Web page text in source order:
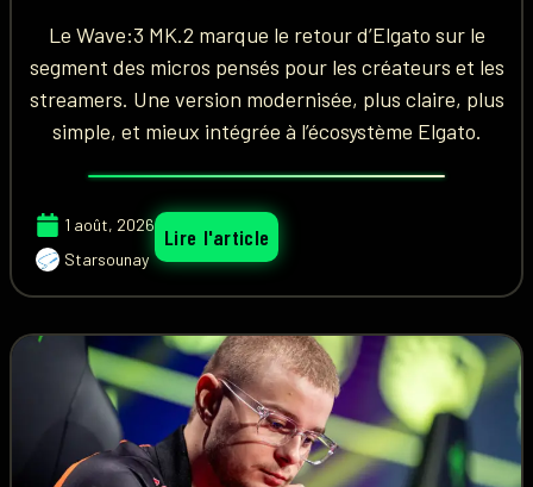
Le Wave:3 MK.2 marque le retour d’Elgato sur le
segment des micros pensés pour les créateurs et les
streamers. Une version modernisée, plus claire, plus
simple, et mieux intégrée à l’écosystème Elgato.
1 août, 2026
Starsounay
Lire l'article